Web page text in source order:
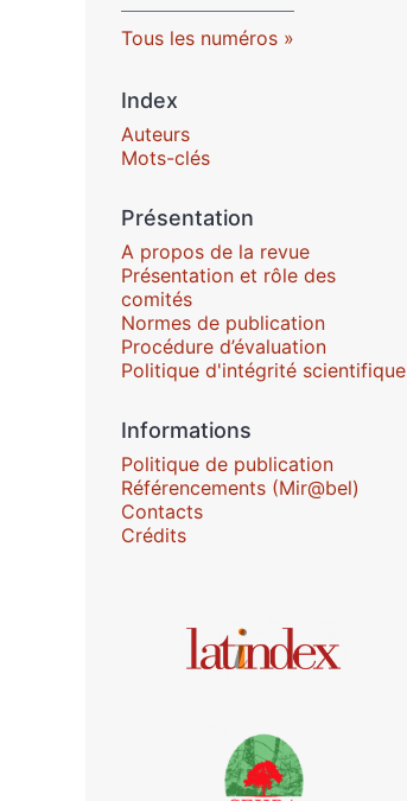
Tous les numéros
Index
Auteurs
Mots-clés
Présentation
A propos de la revue
Présentation et rôle des
comités
Normes de publication
Procédure d’évaluation
Politique d'intégrité scientifique
Informations
Politique de publication
Référencements (Mir@bel)
Contacts
Crédits
Affiliations/partenaires